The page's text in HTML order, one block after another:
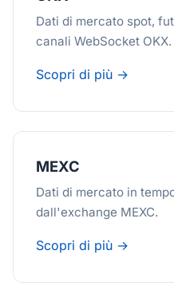
Dati di mercato spot,
canali WebSocket OKX.
Scopri di più →
MEXC
Dati di mercato in
dall'exchange MEXC.
Scopri di più →